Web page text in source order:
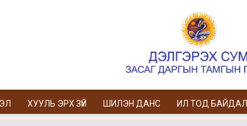
ХУУЛЬ ЭРХ ЗҮЙ ШИЛЭН ДАНС ИЛ ТОД БАЙДАЛ